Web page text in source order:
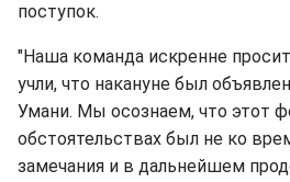
поступок.
"Наша команда искренне
учли, что накануне был
Умани. Мы осознаем, что этот
обстоятельствах был не ко
замечания и в дальнейшем